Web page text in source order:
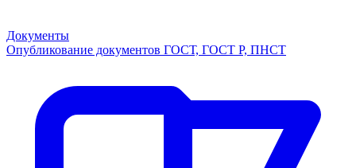
Документы
Опубликование документов ГОСТ, ГОСТ Р, ПНСТ